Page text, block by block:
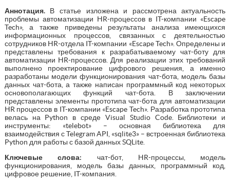
Аннотация. В статье изложена и рассмотрена актуальность
проблемы автоматизации HR-процессов в IT-компании «Escape
Tech», а также приведены результаты анализа имеющихся
информационных процессов, связанных с деятельностью
сотрудников HR-отдела IT-компании «Escape Tech». Определены и
представлены требования к разрабатываемому чат-боту для
автоматизации HR-процессов. Для реализации этих требований
выполнено проектирование цифрового решения, а именно
разработаны модели функционирования чат-бота, модель базы
данных чат-бота, а также написан программный код некоторых
основополагающих функций чат-бота. В заключении
представлены элементы прототипа чат-бота для автоматизации
HR процессов в IT-компании «Escape Tech». Разработка прототипа
велась на Python в среде Visual Studio Code. Библиотеки и
инструменты: «telebot» – основная библиотека для
взаимодействия с Telegram API, «sqlite3» – встроенная библиотека
Python для работы с базой данных SQLite.
Ключевые слова: чат-бот, HR-процессы, модель
функционирования, модель базы данных, программный код,
цифровое решение, IT-компания.